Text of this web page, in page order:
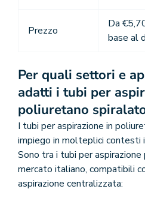
Prezzo
Da
base al
Per quali settori e
adatti i tubi per
poliuretano
I tubi per aspirazione in
impiego in molteplici contesti
Sono tra i tubi per
mercato italiano, compatibili
aspirazione centralizzata: